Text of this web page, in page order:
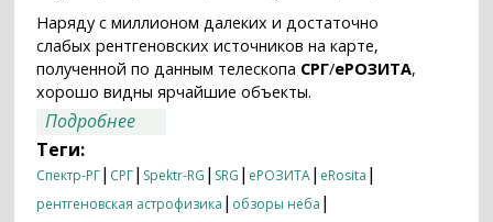
Наряду с миллионом далеких и достаточно
слабых рентгеновских источников на карте,
полученной по данным телескопа СРГ/еРОЗИТА,
хорошо видны ярчайшие объекты.
Подробнее
Теги:
Спектр-РГ| СРГ| Spektr-RG | SRG | еРОЗИТА| eRosita |
рентгеновская астрофизика | обзоры неба |